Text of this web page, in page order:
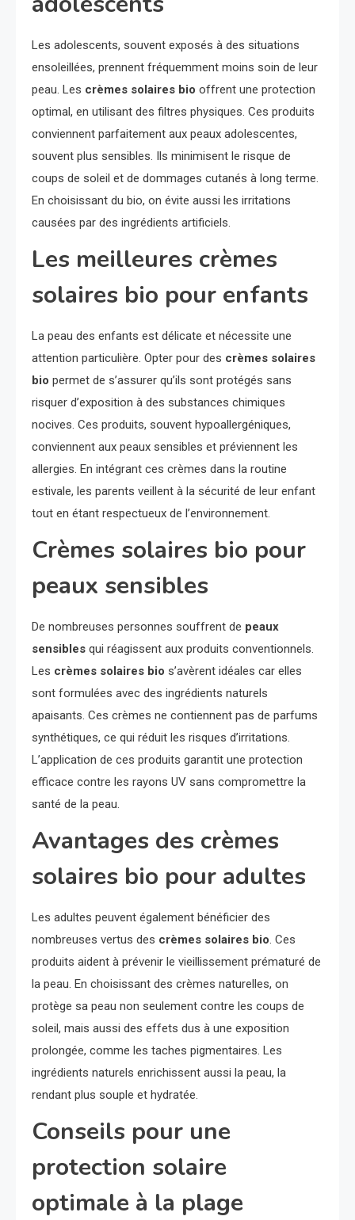
Les adolescents, souvent exposés à des situations
ensoleillées, prennent fréquemment moins soin de leur
peau. Les crèmes solaires bio offrent une protection
optimal, en utilisant des filtres physiques. Ces produits
conviennent parfaitement aux peaux adolescentes,
souvent plus sensibles. Ils minimisent le risque de
coups de soleil et de dommages cutanés à long terme.
En choisissant du bio, on évite aussi les irritations
causées par des ingrédients artificiels.
Les meilleures crèmes
solaires bio pour enfants
La peau des enfants est délicate et nécessite une
attention particulière. Opter pour des crèmes solaires
bio permet de s’assurer qu’ils sont protégés sans
risquer d’exposition à des substances chimiques
nocives. Ces produits, souvent hypoallergéniques,
conviennent aux peaux sensibles et préviennent les
allergies. En intégrant ces crèmes dans la routine
estivale, les parents veillent à la sécurité de leur enfant
tout en étant respectueux de l’environnement.
Crèmes solaires bio pour
peaux sensibles
De nombreuses personnes souffrent de peaux
sensibles qui réagissent aux produits conventionnels.
Les crèmes solaires bio s’avèrent idéales car elles
sont formulées avec des ingrédients naturels
apaisants. Ces crèmes ne contiennent pas de parfums
synthétiques, ce qui réduit les risques d’irritations.
L’application de ces produits garantit une protection
efficace contre les rayons UV sans compromettre la
santé de la peau.
Avantages des crèmes
solaires bio pour adultes
Les adultes peuvent également bénéficier des
nombreuses vertus des crèmes solaires bio. Ces
produits aident à prévenir le vieillissement prématuré de
la peau. En choisissant des crèmes naturelles, on
protège sa peau non seulement contre les coups de
soleil, mais aussi des effets dus à une exposition
prolongée, comme les taches pigmentaires. Les
ingrédients naturels enrichissent aussi la peau, la
rendant plus souple et hydratée.
Conseils pour une
protection solaire
optimale à la plage